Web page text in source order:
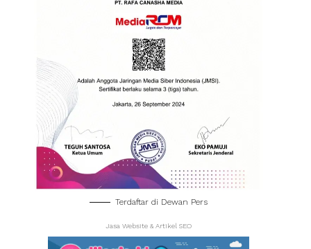
Terdaftar di Dewan Pers
Jasa Website & Artikel SEO